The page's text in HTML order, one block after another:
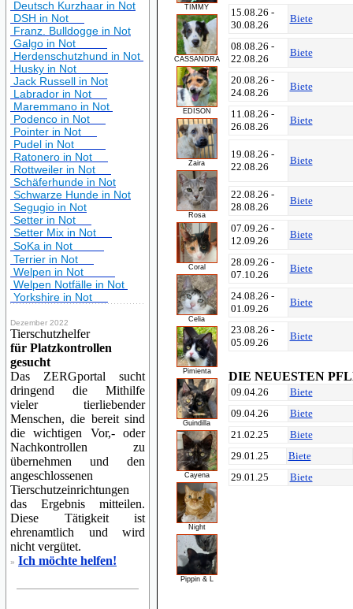
Deutsch Kurzhaar in Not
DSH in Not
Franz. Bulldogge in Not
Galgo in Not
Herdenschutzhund in Not
Husky in Not
Jack Russell in Not
Labrador in Not
Maremmano in Not
Podenco in Not
Pointer in Not
Pudel in Not
Ratonero in Not
Rottweiler in Not
Schäferhunde in Not
Schwarze Hunde in Not
Segugio in Not
Setter in Not
Setter Mix in Not
SoKa in Not
Terrier in Not
Welpen in Not
Welpen Notfälle in Not
Yorkshire in Not
Dezember 2022
Tierschutzhelfer
für Platzkontrollen
gesucht
Das ZERGportal sucht
dringend die Mithilfe
vieler tierliebender
Menschen, die bereit sind
die wichtigen Vor,- oder
Nachkontrollen zu
übernehmen und den
angeschlossenen
Tierschutzeinrichtungen
das Ergebnis mitteilen.
Diese Tätigkeit ist
ehrenamtlich und wird
nicht vergütet.
» Ich möchte helfen!
TIMMY
CASSANDRA
EDISON
Zaira
Rosa
Coral
Celia
Pimienta
Guindilla
Cayena
Night
Pippin & L
15.08.26 -
30.08.26
Biete
08.08.26 -
22.08.26
Biete
20.08.26 -
24.08.26
Biete
11.08.26 -
26.08.26
Biete
19.08.26 -
22.08.26
Biete
22.08.26 -
28.08.26
Biete
07.09.26 -
12.09.26
Biete
28.09.26 -
07.10.26
Biete
24.08.26 -
01.09.26
Biete
23.08.26 -
05.09.26
Biete
DIE NEUESTEN
09.04.26
Biete
09.04.26
Biete
21.02.25
Biete
29.01.25
Biete
29.01.25
Biete